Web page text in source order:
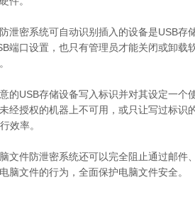
泄密系统可自动识别插入的设备是USB
端口设置，也只有管理员才能关闭或卸
的USB存储设备写入标识并对其设定一
经授权的机器上不可用，或只让写过标
效率。
文件防泄密系统还可以完全阻止通过邮
脑文件的行为，全面保护电脑文件安全。